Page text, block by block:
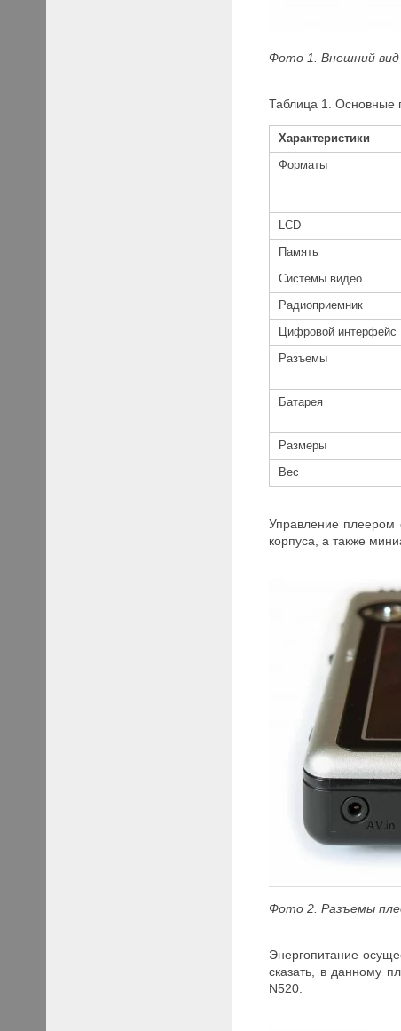
Фото 1. Внешний вид
Таблица 1. Основные
Характеристики
Форматы
LCD
Память
Системы видео
Радиоприемник
Цифровой интерфейс
Разъемы
Батарея
Размеры
Вес
Управление плеером
корпуса, а также
Фото 2. Разъемы
Энергопитание
сказать, в данному
N520.